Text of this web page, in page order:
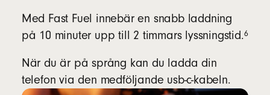
Med Fast Fuel innebär en snabb laddning
på 10 minuter upp till 2 timmars lyssningstid.fotnot
6
När du är på språng kan du ladda din
telefon via den medföljande usb-c-kabeln.